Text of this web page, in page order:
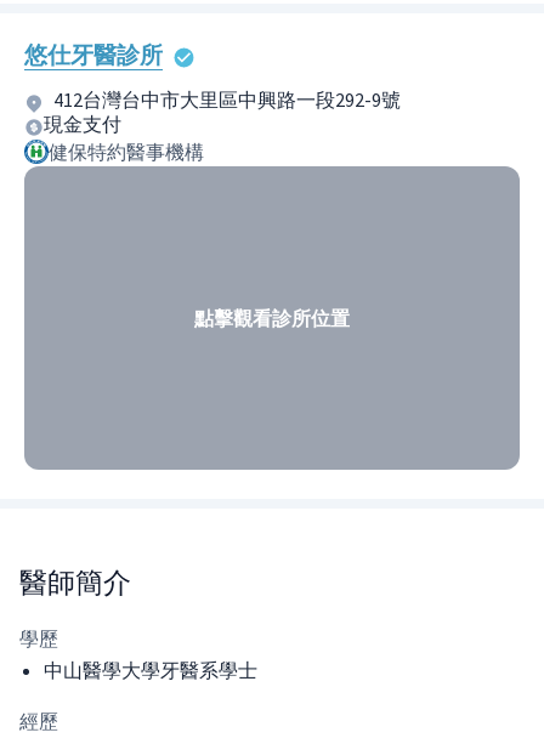
悠仕牙醫診所
412台灣台中市大里區中興路一段292-9號
現金支付
健保特約醫事機構
點擊觀看診所位置
醫師簡介
學歷
中山醫學大學牙醫系學士
經歷